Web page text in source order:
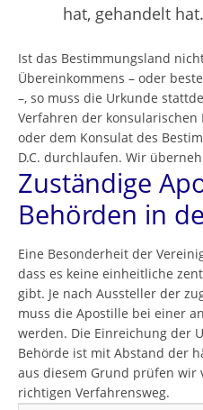
hat, gehandelt hat.
Ist das Bestimmungsland
Übereinkommens – oder
–, so muss die Urkunde
Verfahren der
oder dem Konsulat des
D.C. durchlaufen. Wir
Zuständige
Behörden in
Eine Besonderheit der
dass es keine einheitliche
gibt. Je nach Aussteller der
muss die Apostille bei einer
werden. Die Einreichung der
Behörde ist mit Abstand der
aus diesem Grund prüfen wir
richtigen Verfahrensweg.